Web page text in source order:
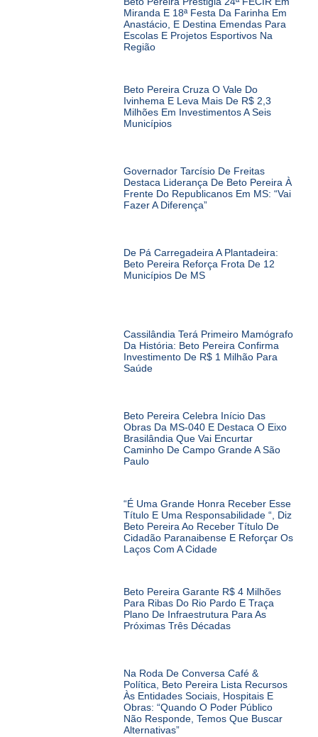
Miranda E 18ª Festa Da Farinha Em
Anastácio, E Destina Emendas Para
Escolas E Projetos Esportivos Na
Região
Beto Pereira Cruza O Vale Do
Ivinhema E Leva Mais De R$ 2,3
Milhões Em Investimentos A Seis
Municípios
Governador Tarcísio De Freitas
Destaca Liderança De Beto Pereira À
Frente Do Republicanos Em MS: “Vai
Fazer A Diferença”
De Pá Carregadeira A Plantadeira:
Beto Pereira Reforça Frota De 12
Municípios De MS
Cassilândia Terá Primeiro Mamógrafo
Da História: Beto Pereira Confirma
Investimento De R$ 1 Milhão Para
Saúde
Beto Pereira Celebra Início Das
Obras Da MS-040 E Destaca O Eixo
Brasilândia Que Vai Encurtar
Caminho De Campo Grande A São
Paulo
“É Uma Grande Honra Receber Esse
Título E Uma Responsabilidade “, Diz
Beto Pereira Ao Receber Título De
Cidadão Paranaibense E Reforçar Os
Laços Com A Cidade
Beto Pereira Garante R$ 4 Milhões
Para Ribas Do Rio Pardo E Traça
Plano De Infraestrutura Para As
Próximas Três Décadas
Na Roda De Conversa Café &
Política, Beto Pereira Lista Recursos
Às Entidades Sociais, Hospitais E
Obras: “Quando O Poder Público
Não Responde, Temos Que Buscar
Alternativas”